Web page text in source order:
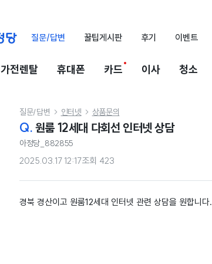
질문/답변 꿀팁게시판 후기 이벤트
가전렌탈 휴대폰 카드 이사 청소
질문/답변  인터넷  상품문의
Q. 원룸 12세대 다회선 인터넷 상담
아정당_882855
2025.03.17 12:17조회 423
경북 경산이고 원룸12세대 인터넷 관련 상담을 원합니다.